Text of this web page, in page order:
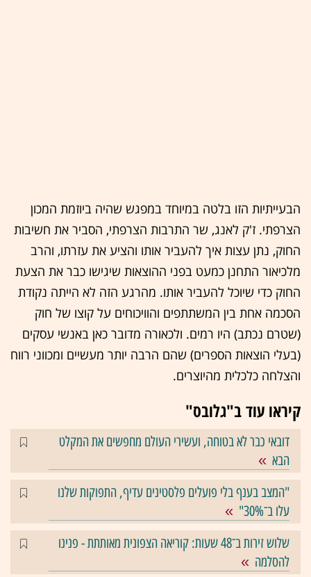
הבעייתיות הזו בלטה במיוחד במפגש שהיה ביוזמת המכון
הצרפתי. ז'ק לאנג, שר התרבות הצרפתי, הסביר את חשיבות
החוק, נתן עצות איך להעביר אותו והציע את עזרתו, והרב
מלכיאור התחנן כמעט בפני ההוצאות שיגישו כבר את הצעת
החוק כדי שיוכל להעביר אותו. מהרגע הזה לא הייתה נקודת
הסכמה אחת בין המשתתפים והוויכוחים על קוצו של חוק
(שטרם נכתב) היו רמים. ולכאורה מדובר כאן באנשי עסקים
(בעלי הוצאות הספרים) שהם הרבה יותר מעשיים ומכווני רווח
והצלחה כלכלית מהיוצרים.
קיראו עוד ב"גלובס"
דובאי כבר לא בטוחה, ועשירי העולם מחפשים את המקלט
הבא
"המצב בענף בלי פועלים פלסטינים עדיף, התפוקות שלנו
עלו ב־30%"
שלוש זירות ב־48 שעות: קוריאה הצפונית מאותתת - פנינו
להסלמה